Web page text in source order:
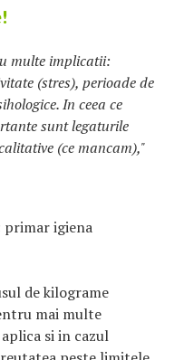
multe implicatii:
(stres), perioade de
In ceea ce
sunt legaturile
(ce mancam),"
primar igiena
de kilograme
mai multe
si in cazul